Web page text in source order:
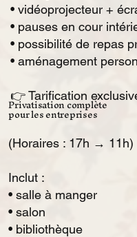
Privatisation complète
pour les entreprises
(Horaires : 17h → 11h)
Inclut :
• salle à manger
• salon
• bibliothèque
• vidéoprojecteur +
• pauses en cour
• possibilité de repas
• aménagement
👉 Tarification